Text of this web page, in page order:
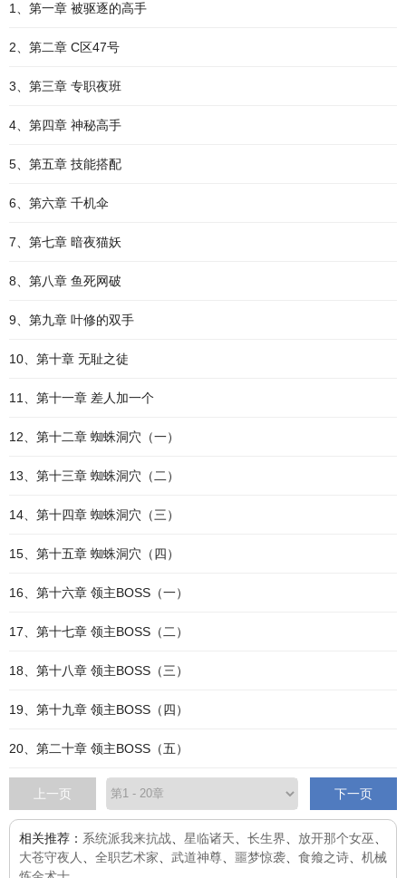
1、第一章 被驱逐的高手
2、第二章 C区47号
3、第三章 专职夜班
4、第四章 神秘高手
5、第五章 技能搭配
6、第六章 千机伞
7、第七章 暗夜猫妖
8、第八章 鱼死网破
9、第九章 叶修的双手
10、第十章 无耻之徒
11、第十一章 差人加一个
12、第十二章 蜘蛛洞穴（一）
13、第十三章 蜘蛛洞穴（二）
14、第十四章 蜘蛛洞穴（三）
15、第十五章 蜘蛛洞穴（四）
16、第十六章 领主BOSS（一）
17、第十七章 领主BOSS（二）
18、第十八章 领主BOSS（三）
19、第十九章 领主BOSS（四）
20、第二十章 领主BOSS（五）
上一页 下一页
相关推荐： 系统派我来抗战 星临诸天 长生界 放开那个女巫
大苍守夜人
全职艺术家 武道神尊 噩梦惊袭 食飨之诗
机械